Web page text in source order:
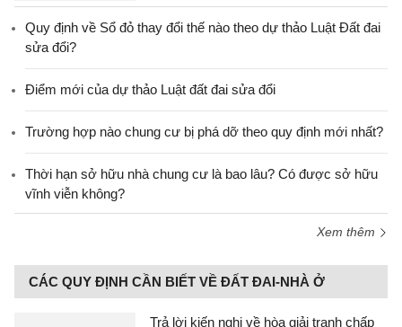
Quy định về Sổ đỏ thay đổi thế nào theo dự thảo Luật Đất đai
sửa đổi?
Điểm mới của dự thảo Luật đất đai sửa đổi
Trường hợp nào chung cư bị phá dỡ theo quy định mới nhất?
Thời hạn sở hữu nhà chung cư là bao lâu? Có được sở hữu
vĩnh viễn không?
Xem thêm
CÁC QUY ĐỊNH CẦN BIẾT VỀ ĐẤT ĐAI-NHÀ Ở
Trả lời kiến nghị về hòa giải tranh chấp